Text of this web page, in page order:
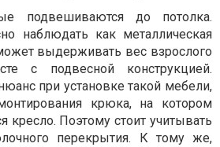
подвешиваются до потолка.
наблюдать как металлическая
выдерживать вес взрослого
с подвесной конструкцией.
при установке такой мебели,
крюка, на котором
кресло. Поэтому стоит учитывать
перекрытия. К тому же,